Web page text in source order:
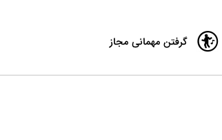
گرفتن مهمانی مجاز